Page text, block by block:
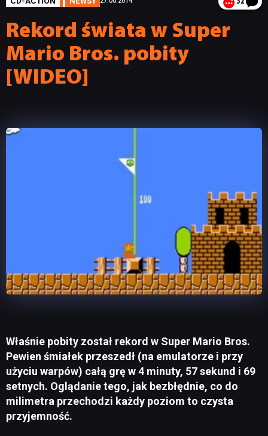
Rekord świata w Super
Mario Bros. pobity
[WIDEO]
Właśnie pobity został rekord w Super Mario Bros.
Pewien śmiałek przeszedł (na emulatorze i przy
użyciu warpów) całą grę w 4 minuty, 57 sekund i 69
setnych. Oglądanie tego, jak bezbłędnie, co do
milimetra przechodzi każdy poziom to czysta
przyjemność.